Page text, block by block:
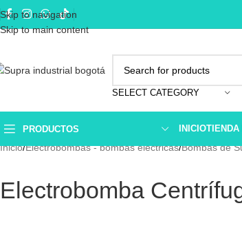
Skip to navigation
Skip to main content
SELECT CATEGORY
PRODUCTOS INICIOTIENDA
Inicio Electrobombas - bombas eléctricas Bombas de
Electrobomba